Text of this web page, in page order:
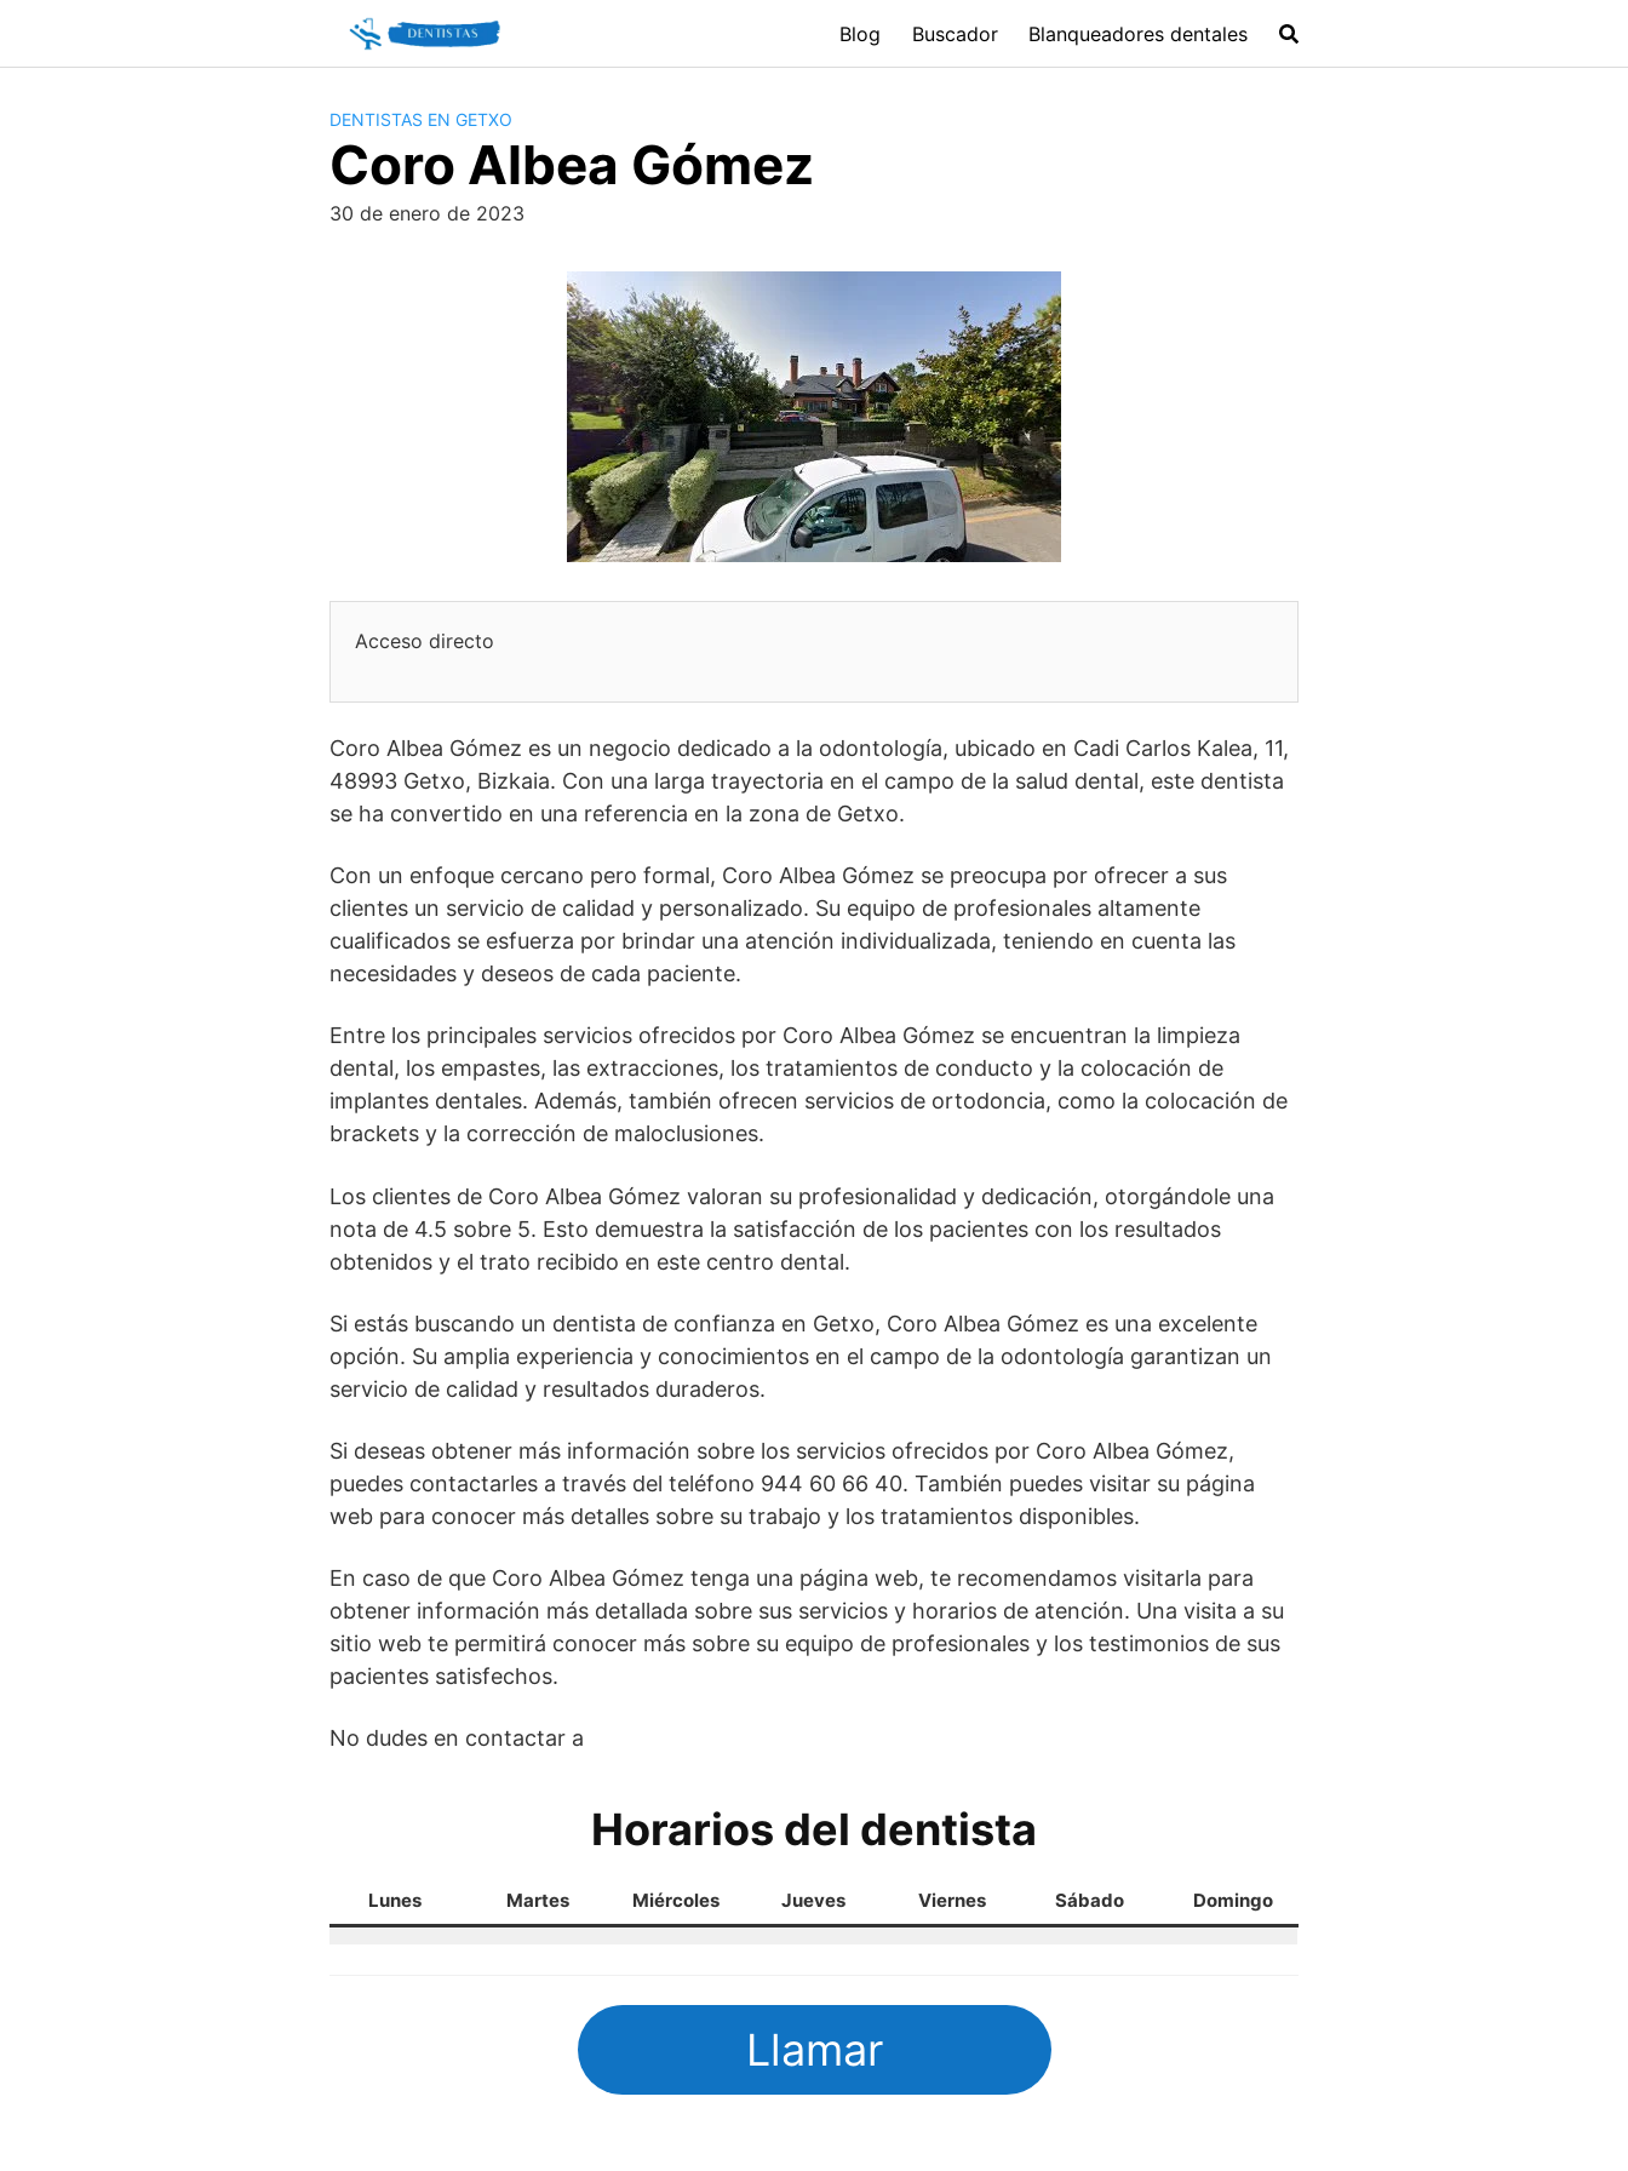
content
Blog Buscador Blanqueadores dentales
DENTISTAS EN GETXO
Coro Albea Gómez
30 de enero de 2023
Acceso directo
Coro Albea Gómez es un negocio dedicado a la odontología, ubicado en Cadi Carlos Kalea, 11,
48993 Getxo, Bizkaia. Con una larga trayectoria en el campo de la salud dental, este dentista
se ha convertido en una referencia en la zona de Getxo.
Con un enfoque cercano pero formal, Coro Albea Gómez se preocupa por ofrecer a sus
clientes un servicio de calidad y personalizado. Su equipo de profesionales altamente
cualificados se esfuerza por brindar una atención individualizada, teniendo en cuenta las
necesidades y deseos de cada paciente.
Entre los principales servicios ofrecidos por Coro Albea Gómez se encuentran la limpieza
dental, los empastes, las extracciones, los tratamientos de conducto y la colocación de
implantes dentales. Además, también ofrecen servicios de ortodoncia, como la colocación de
brackets y la corrección de maloclusiones.
Los clientes de Coro Albea Gómez valoran su profesionalidad y dedicación, otorgándole una
nota de 4.5 sobre 5. Esto demuestra la satisfacción de los pacientes con los resultados
obtenidos y el trato recibido en este centro dental.
Si estás buscando un dentista de confianza en Getxo, Coro Albea Gómez es una excelente
opción. Su amplia experiencia y conocimientos en el campo de la odontología garantizan un
servicio de calidad y resultados duraderos.
Si deseas obtener más información sobre los servicios ofrecidos por Coro Albea Gómez,
puedes contactarles a través del teléfono 944 60 66 40. También puedes visitar su página
web para conocer más detalles sobre su trabajo y los tratamientos disponibles.
En caso de que Coro Albea Gómez tenga una página web, te recomendamos visitarla para
obtener información más detallada sobre sus servicios y horarios de atención. Una visita a su
sitio web te permitirá conocer más sobre su equipo de profesionales y los testimonios de sus
pacientes satisfechos.
No dudes en contactar a
Horarios del dentista
Lunes Martes Miércoles Jueves Viernes Sábado Domingo
Llamar